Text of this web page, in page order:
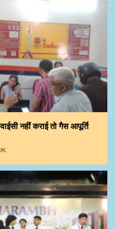
नहीं कराई तो गैस आपूर्ति